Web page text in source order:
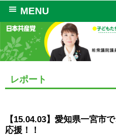
MENU
レポート
【15.04.03】愛知県一宮市
応援！！